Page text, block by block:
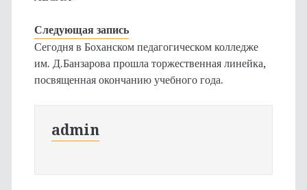
Следующая запись
Сегодня в Боханском педагогическом колледже
им. Д.Банзарова прошла торжественная линейка,
посвященная окончанию учебного года.
admin